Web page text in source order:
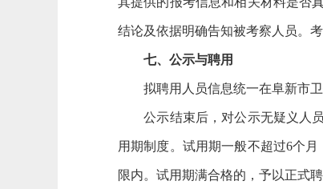
结论及依据明确告知被考察人员。
七、公示与聘用
拟聘用人员信息统一在阜新市卫
公示结束后，对公示无疑义人员
用期制度。试用期一般不超过6个
限内。试用期满合格的，予以正式